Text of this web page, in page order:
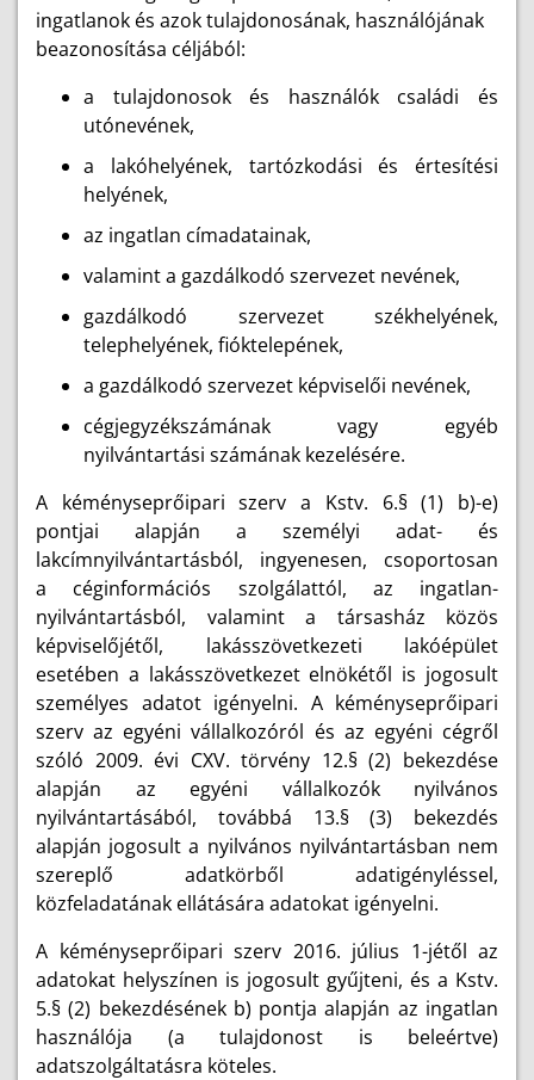
ingatlanok és azok tulajdonosának, használójának
beazonosítása céljából:
a tulajdonosok és használók családi és
utónevének,
a lakóhelyének, tartózkodási és értesítési
helyének,
az ingatlan címadatainak,
valamint a gazdálkodó szervezet nevének,
gazdálkodó szervezet székhelyének,
telephelyének, fióktelepének,
a gazdálkodó szervezet képviselői nevének,
cégjegyzékszámának vagy egyéb
nyilvántartási számának kezelésére.
A kéményseprőipari szerv a Kstv. 6.§ (1) b)-e)
pontjai alapján a személyi adat- és
lakcímnyilvántartásból, ingyenesen, csoportosan
a céginformációs szolgálattól, az ingatlan-
nyilvántartásból, valamint a társasház közös
képviselőjétől, lakásszövetkezeti lakóépület
esetében a lakásszövetkezet elnökétől is jogosult
személyes adatot igényelni. A kéményseprőipari
szerv az egyéni vállalkozóról és az egyéni cégről
szóló 2009. évi CXV. törvény 12.§ (2) bekezdése
alapján az egyéni vállalkozók nyilvános
nyilvántartásából, továbbá 13.§ (3) bekezdés
alapján jogosult a nyilvános nyilvántartásban nem
szereplő adatkörből adatigényléssel,
közfeladatának ellátására adatokat igényelni.
A kéményseprőipari szerv 2016. július 1-jétől az
adatokat helyszínen is jogosult gyűjteni, és a Kstv.
5.§ (2) bekezdésének b) pontja alapján az ingatlan
használója (a tulajdonost is beleértve)
adatszolgáltatásra köteles.